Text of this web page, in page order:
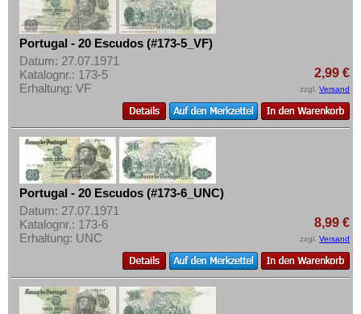
Portugal - 20 Escudos (#173-5_VF)
Datum: 27.07.1971
Katalognr.: 173-5
Erhaltung: VF
2,99 €
zzgl. Versand
Portugal - 20 Escudos (#173-6_UNC)
Datum: 27.07.1971
Katalognr.: 173-6
Erhaltung: UNC
8,99 €
zzgl. Versand